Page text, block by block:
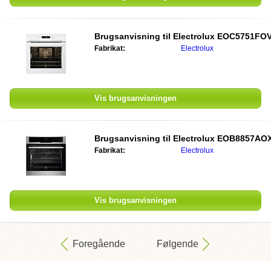
Brugsanvisning til Electrolux
Fabrikat: Electrolux
Vis brugsanvisningen
Brugsanvisning til Electrolux
Fabrikat: Electrolux
Vis brugsanvisningen
Foregående Følgende